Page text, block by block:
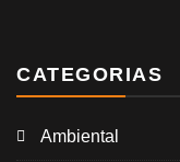
CATEGORIAS
Ambiental